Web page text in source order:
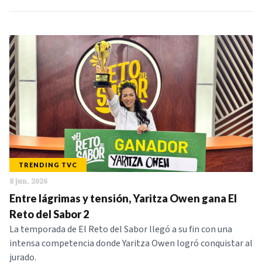
MENOS RECIENTES
IR
SERIES
TRENDING TVC
8 jun. 2026
Entre lágrimas y tensión, Yaritza Owen gana El
Reto del Sabor 2
La temporada de El Reto del Sabor llegó a su fin con una
intensa competencia donde Yaritza Owen logró conquistar al
jurado.